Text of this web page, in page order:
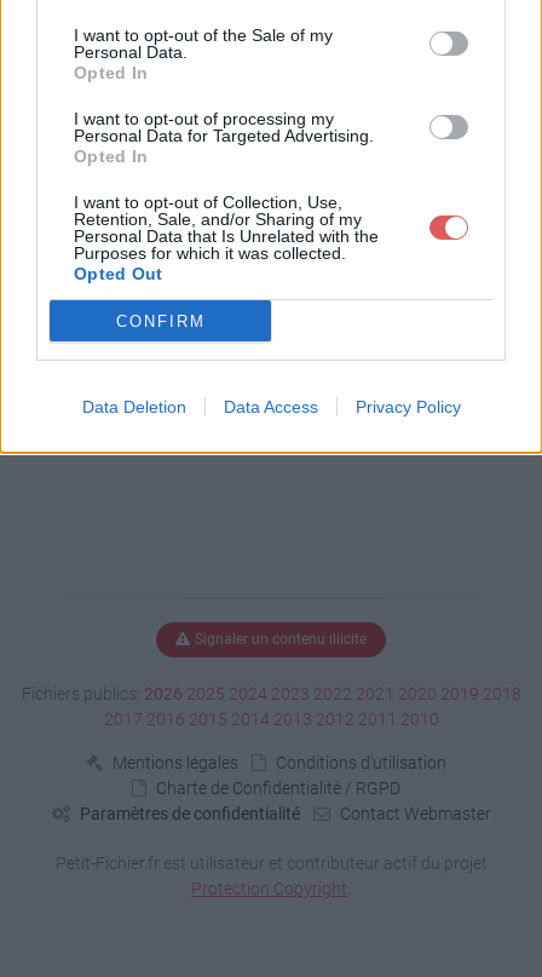
I want to opt-out of the Sale of my
Personal Data.
Opted In
I want to opt-out of processing my
Personal Data for Targeted Advertising.
Opted In
I want to opt-out of Collection, Use,
Retention, Sale, and/or Sharing of my
Personal Data that Is Unrelated with the
Purposes for which it was collected.
Opted Out
CONFIRM
Data Deletion Data Access Privacy Policy
Télécharger le fichier Voix_OFF_
_QLF_RP (1).wav
Télécharger Voix_OFF__QLF_RP
(1).wav
Signaler un contenu illicite
Fichiers publics: 2026 2025 2024 2023 2022 2021 2020 2019 2018
2017 2016 2015 2014 2013 2012 2011 2010
Mentions légales
Conditions d'utilisation
Charte de Confidentialité / RGPD
Paramètres de confidentialité
Contact Webmaster
Petit-Fichier.fr est utilisateur et contributeur actif du projet
Protection Copyright